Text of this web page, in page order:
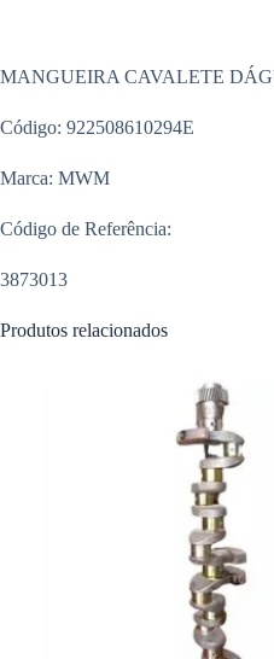
MANGUEIRA CAVALETE
Código: 922508610294E
Marca: MWM
Código de Referência:
3873013
Produtos relacionados